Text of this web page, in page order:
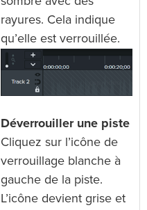
rayures. Cela indique
qu’elle est verrouillée.
Déverrouiller une piste
Cliquez sur l’icône de
verrouillage blanche à
gauche de la piste.
L’icône devient grise et